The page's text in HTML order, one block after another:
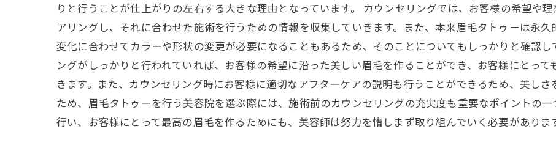
りと行うことが仕上がりの左右する大きな理由となっています。 カウンセリングでは、お客様の希望や
アリングし、それに合わせた施術を行うための情報を収集していきます。また、本来眉毛タトゥーは永
変化に合わせてカラーや形状の変更が必要になることもあるため、そのことについてもしっかりと確認
ングがしっかりと行われていれば、お客様の希望に沿った美しい眉毛を作ることができ、お客様にとっ
きます。また、カウンセリング時にお客様に適切なアフターケアの説明も行うことができるため、美し
ため、眉毛タトゥーを行う美容院を選ぶ際には、施術前のカウンセリングの充実度も重要なポイントの
行い、お客様にとって最高の眉毛を作るためにも、美容師は努力を惜しまず取り組んでいく必要がありま